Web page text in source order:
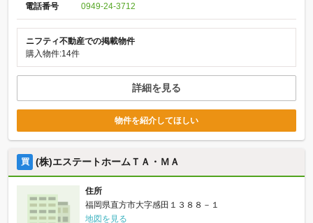
電話番号 0949-24-3712
ニフティ不動産での掲載物件
購入物件:14件
詳細を見る
物件を紹介してほしい
買 (株)エステートホームＴＡ・ＭＡ
住所
福岡県直方市大字感田１３８８－１
地図を見る